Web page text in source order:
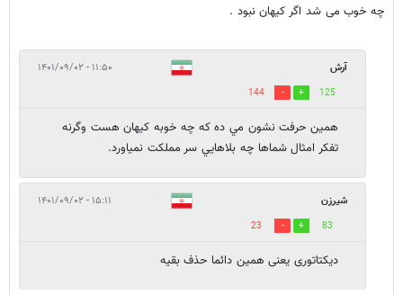
چه خوب می شد اگر کیهان نبود .
آرش ۱۱:۵۰ - ۱۴۰۱/۰۹/۰۲
125
144
همين حرفت نشون مي ده كه چه خوبه كيهان هست وگرنه
تفكر امثال شماها چه بلاهايي سر مملكت نمياورد.
شیرزن ۱۵:۱۱ - ۱۴۰۱/۰۹/۰۲
83
23
دیکتاتوری یعنی همین دائما حذف بقیه